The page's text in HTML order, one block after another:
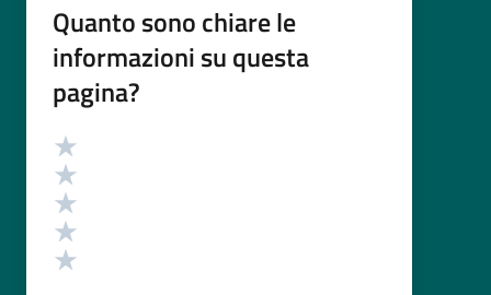
Quanto sono chiare le
informazioni su questa
pagina?
Valutazione